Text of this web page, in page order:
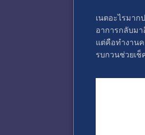
เนตอะไรมาก
อาการกลับม
แต่คือทำงาน
รบกวนช่วยเช็